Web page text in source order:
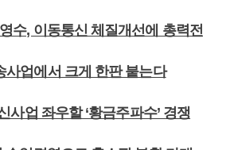
수, 이동통신 체질개선에 총력전
사업에서 크게 한판 붙는다
사업 좌우할 ‘황금주파수’ 경쟁